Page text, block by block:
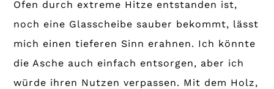
Ofen durch extreme Hitze entstanden ist,
noch eine Glasscheibe sauber bekommt, lässt
mich einen tieferen Sinn erahnen. Ich könnte
die Asche auch einfach entsorgen, aber ich
würde ihren Nutzen verpassen. Mit dem Holz,